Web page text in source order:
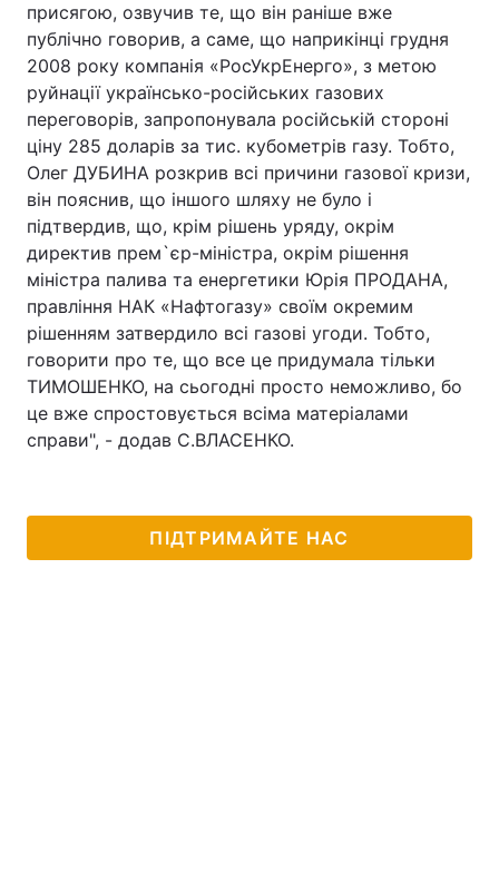
присягою, озвучив те, що він раніше вже
публічно говорив, а саме, що наприкінці грудня
2008 року компанія «РосУкрЕнерго», з метою
руйнації українсько-російських газових
переговорів, запропонувала російській стороні
ціну 285 доларів за тис. кубометрів газу. Тобто,
Олег ДУБИНА розкрив всі причини газової кризи,
він пояснив, що іншого шляху не було і
підтвердив, що, крім рішень уряду, окрім
директив прем`єр-міністра, окрім рішення
міністра палива та енергетики Юрія ПРОДАНА,
правління НАК «Нафтогазу» своїм окремим
рішенням затвердило всі газові угоди. Тобто,
говорити про те, що все це придумала тільки
ТИМОШЕНКО, на сьогодні просто неможливо, бо
це вже спростовується всіма матеріалами
справи", - додав С.ВЛАСЕНКО.
ПІДТРИМАЙТЕ НАС